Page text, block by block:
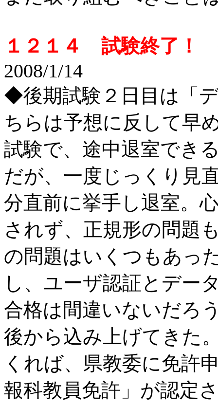
１２１４ 試験終了！
2008/1/14
◆後期試験２日目は「
ちらは予想に反して早
試験で、途中退室でき
だが、一度じっくり見
分直前に挙手し退室。
されず、正規形の問題
の問題はいくつもあっ
し、ユーザ認証とデー
合格は間違いないだろ
後から込み上げてきた
くれば、県教委に免許
報科教員免許」が認定